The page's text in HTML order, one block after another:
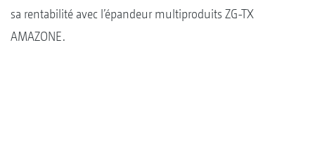
sa rentabilité avec l’épandeur multiproduits ZG-TX
AMAZONE.